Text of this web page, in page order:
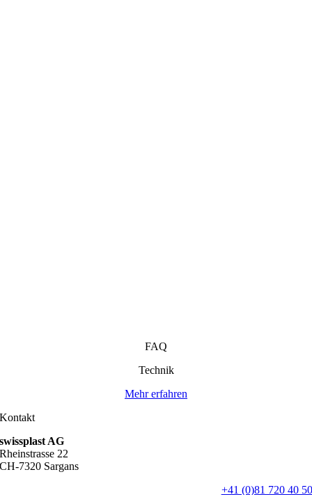
FAQ
Technik
Mehr erfahren
Kontakt
swissplast AG
Rheinstrasse 22
CH-7320 Sargans
+41 (0)81 720 40 50